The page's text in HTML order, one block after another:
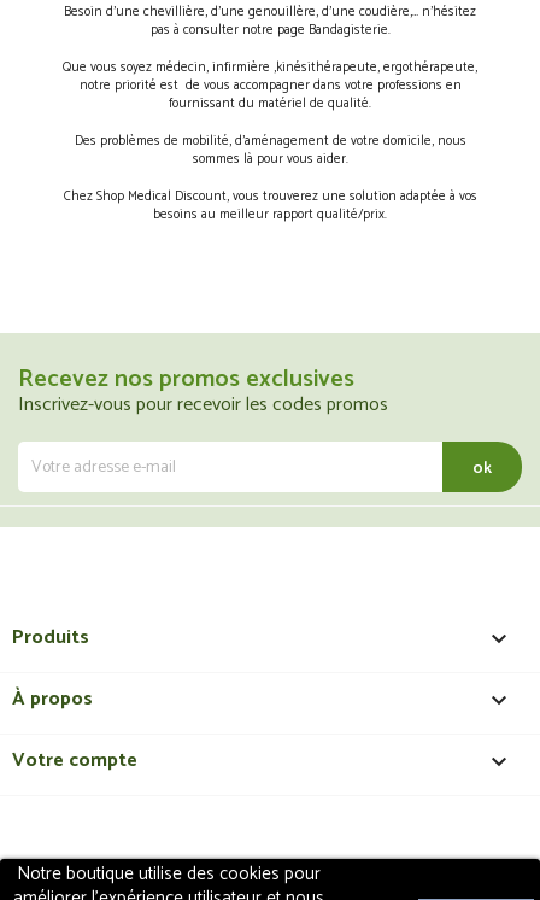
Notre boutique utilise des cookies pour
Besoin d’une chevillière, d’une genouillère, d’une coudière,… n’hésitez
pas à consulter notre page Bandagisterie.
Que vous soyez médecin, infirmière ,kinésithérapeute, ergothérapeute,
notre priorité est de vous accompagner dans votre professions en
fournissant du matériel de qualité.
Des problèmes de mobilité, d’aménagement de votre domicile, nous
sommes là pour vous aider.
Chez Shop Medical Discount, vous trouverez une solution adaptée à vos
besoins au meilleur rapport qualité/prix.
Recevez nos promos exclusives
Inscrivez-vous pour recevoir les codes promos
Produits 
À propos 
Votre compte 
Copyright 2018 - ShopMedicalDiscount